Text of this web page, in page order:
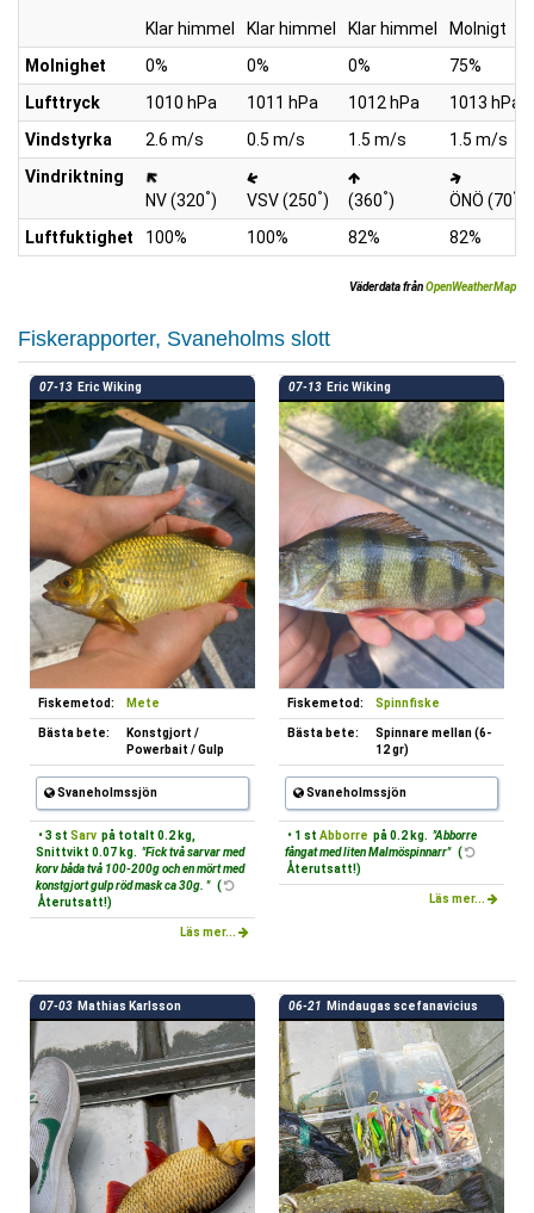
Klar himmel Klar himmel Klar himmel
Molnigt
Molnighet
0% 0% 0%
75%
Lufttryck
1010 hPa 1011 hPa 1012 hPa
1013 hPa
Vindstyrka
2.6 m/s 0.5 m/s 1.5 m/s
1.5 m/s
Vindriktning
NV (320°) VSV (250°) (360°) ÖNÖ (70°
Luftfuktighet
100% 100% 82% 82%
Väderdata frånOpenWeatherMap
Fiskerapporter, Svaneholms slott
07-13 Eric Wiking
Fiskemetod: Mete
Bästa bete:
Konstgjort /
Powerbait / Gulp
Svaneholmssjön
• 3 st Sarv på totalt 0.2 kg,
Snittvikt 0.07 kg. "Fick två sarvar med
korv båda två 100-200g och en mört med
konstgjort gulp röd mask ca 30g. " (
Återutsatt!)
Läs mer...
07-13 Eric Wiking
Fiskemetod: Spinnfiske
Bästa bete:
Spinnare mellan (6-
12 gr)
Svaneholmssjön
• 1 st Abborre på 0.2 kg. "Abborre
fångat med liten Malmöspinnarr" (
Återutsatt!)
Läs mer...
07-03 Mathias Karlsson 06-21 Mindaugas scefanavicius